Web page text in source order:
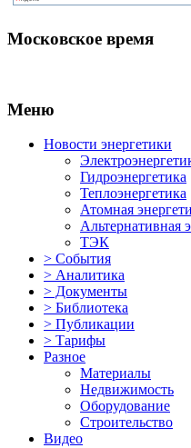
Московское время
Меню
Новости энергетики
Гидроэнергетика
Теплоэнергетика
Атомная
Альтернативная
ТЭК
> События
> Аналитика
> Документы
> Библиотека
> Публикации
> Тарифы
Разное
Материалы
Недвижимость
Оборудование
Строительство
Видео